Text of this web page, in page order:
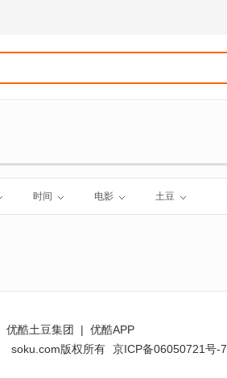
时间 电影 土豆
优酷土豆集团 | 优酷APP
soku.com版权所有 京ICP备06050721号-7